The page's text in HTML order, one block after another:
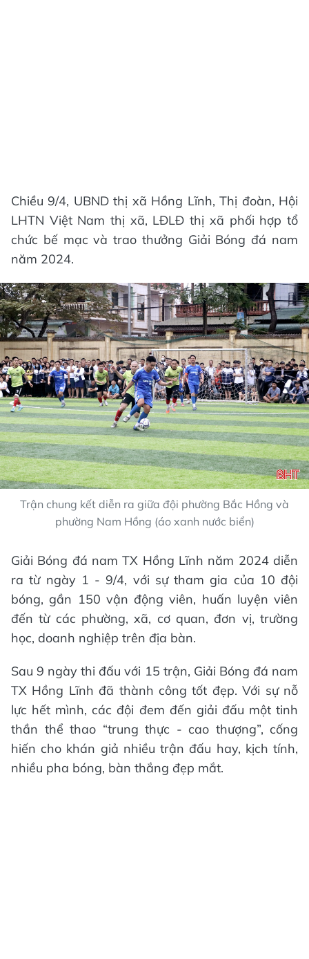
Chiều 9/4, UBND thị xã Hồng Lĩnh, Thị đoàn, Hội
LHTN Việt Nam thị xã, LĐLĐ thị xã phối hợp tổ
chức bế mạc và trao thưởng Giải Bóng đá nam
năm 2024.
Trận chung kết diễn ra giữa đội phường Bắc Hồng và
phường Nam Hồng (áo xanh nước biển)
Giải Bóng đá nam TX Hồng Lĩnh năm 2024 diễn
ra từ ngày 1 - 9/4, với sự tham gia của 10 đội
bóng, gần 150 vận động viên, huấn luyện viên
đến từ các phường, xã, cơ quan, đơn vị, trường
học, doanh nghiệp trên địa bàn.
Sau 9 ngày thi đấu với 15 trận, Giải Bóng đá nam
TX Hồng Lĩnh đã thành công tốt đẹp. Với sự nỗ
lực hết mình, các đội đem đến giải đấu một tinh
thần thể thao “trung thực - cao thượng”, cống
hiến cho khán giả nhiều trận đấu hay, kịch tính,
nhiều pha bóng, bàn thắng đẹp mắt.